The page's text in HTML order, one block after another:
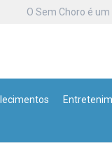
O Sem Choro é um